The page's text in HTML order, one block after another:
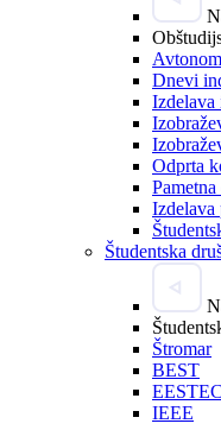
Dnevi
Odprta
Izdelava
Študentska
Štromar
BEST
EESTEC
IEEE